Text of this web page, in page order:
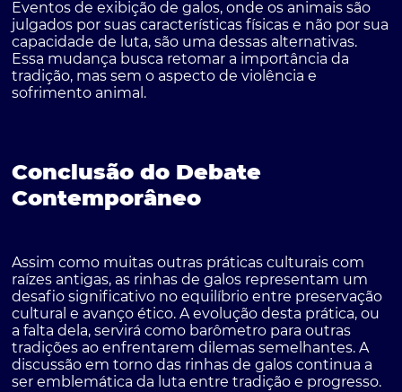
Eventos de exibição de galos, onde os animais são
julgados por suas características físicas e não por sua
capacidade de luta, são uma dessas alternativas.
Essa mudança busca retomar a importância da
tradição, mas sem o aspecto de violência e
sofrimento animal.
Conclusão do Debate
Contemporâneo
Assim como muitas outras práticas culturais com
raízes antigas, as rinhas de galos representam um
desafio significativo no equilíbrio entre preservação
cultural e avanço ético. A evolução desta prática, ou
a falta dela, servirá como barômetro para outras
tradições ao enfrentarem dilemas semelhantes. A
discussão em torno das rinhas de galos continua a
ser emblemática da luta entre tradição e progresso.